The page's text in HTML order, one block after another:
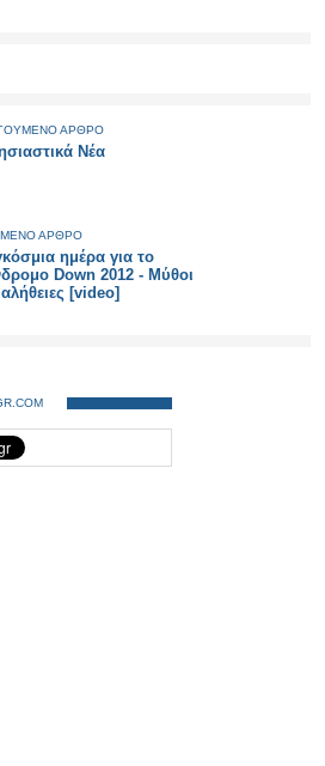
ΑΡΘΡΟ
Νέα
ΑΡΘΡΟ
ημέρα για το
Down 2012 - Μύθοι
αλήθειες [video]